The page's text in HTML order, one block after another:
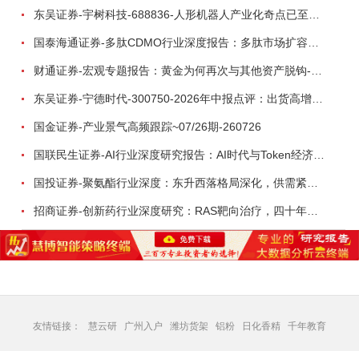
东吴证券-宁德时代-300750-2026年中报点评：出货高增业绩稳健，回购彰显龙头信心-260726
国金证券-产业景气高频跟踪~07/26期-260726
国联民生证券-AI行业深度研究报告：AI时代与Token经济，从技术符号到数字石油-260801
招商证券-创新药行业深度研究：RAS靶向治疗，四十年不可成药的终结，与终结之后的治疗格局演化-260805
友情链接： 慧云研 广州入户 潍坊货架 铝粉 日化香精 千年教育